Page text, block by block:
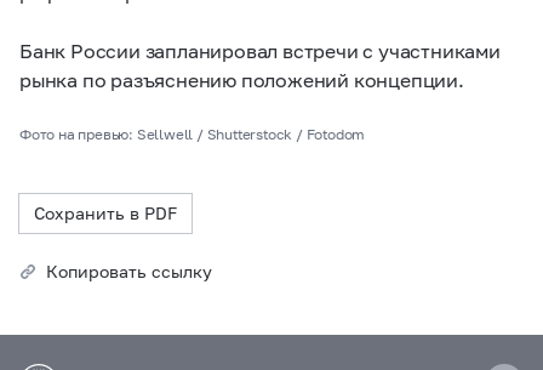
Банк России запланировал встречи с участниками
рынка по разъяснению положений концепции.
Фото на превью: Sellwell / Shutterstock / Fotodom
Сохранить в PDF
Копировать ссылку